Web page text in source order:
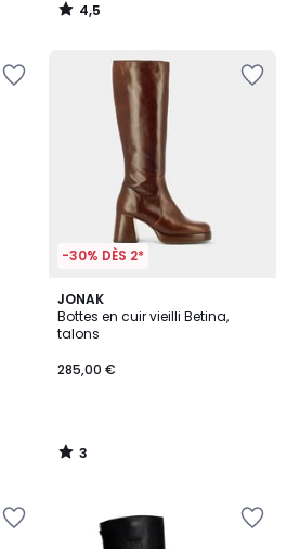
4,5
/
-30% DÈS 2*
JONAK
Bottes en cuir vieilli Betina,
talons
285,00 €
3
/
5
3
/